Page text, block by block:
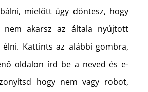
mielőtt úgy döntesz, hogy
akarsz az általa nyújtott
Kattints az alábbi gombra,
oldalon írd be a neved és e-
hogy nem vagy robot,